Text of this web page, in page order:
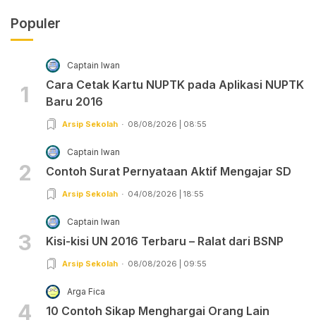
Populer
1
Captain Iwan
Cara Cetak Kartu NUPTK pada Aplikasi NUPTK
Baru 2016
Arsip Sekolah 08/08/2026 | 08:55
2
Captain Iwan
Contoh Surat Pernyataan Aktif Mengajar SD
Arsip Sekolah 04/08/2026 | 18:55
3
Captain Iwan
Kisi-kisi UN 2016 Terbaru – Ralat dari BSNP
Arsip Sekolah 08/08/2026 | 09:55
4
Arga Fica
10 Contoh Sikap Menghargai Orang Lain